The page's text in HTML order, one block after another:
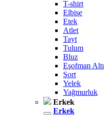
T-shirt
Elbise
Etek
Atlet
Tayt
Tulum
Bluz
Eşofman Altı
Şort
Yelek
Yağmurluk
Erkek
Erkek